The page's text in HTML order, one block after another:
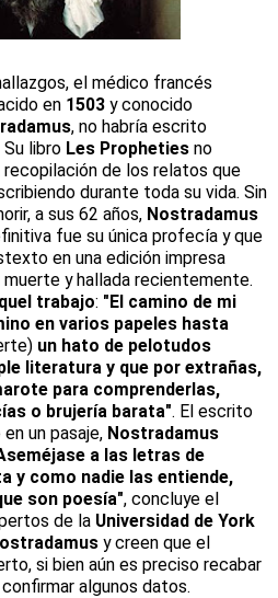
el médico francés
en 1503 y conocido
, no habría escrito
libro Les Propheties no
de los relatos que
durante toda su vida. Sin
a sus 62 años, Nostradamus
fue su única profecía y que
en una edición impresa
y hallada recientemente.
trabajo: "El camino de mi
en varios papeles hasta
un hato de pelotudos
literatura y que por extrañas,
para comprenderlas,
o brujería barata". El escrito
un pasaje, Nostradamus
a las letras de
y como nadie las entiende,
son poesía", concluye el
de la Universidad de York
y creen que el
si bien aún es preciso recabar
algunos datos.